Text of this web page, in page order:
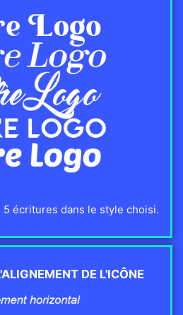
écritures dans le style choisi.
DE L'ICÔNE